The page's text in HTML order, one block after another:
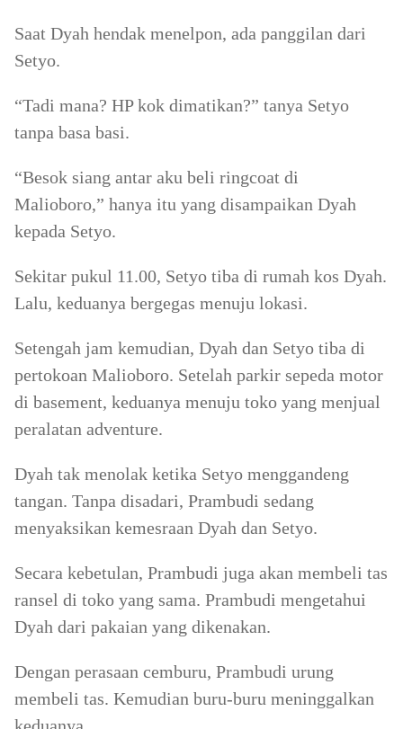
Saat Dyah hendak menelpon, ada panggilan dari
Setyo.
“Tadi mana? HP kok dimatikan?” tanya Setyo
tanpa basa basi.
“Besok siang antar aku beli ringcoat di
Malioboro,” hanya itu yang disampaikan Dyah
kepada Setyo.
Sekitar pukul 11.00, Setyo tiba di rumah kos Dyah.
Lalu, keduanya bergegas menuju lokasi.
Setengah jam kemudian, Dyah dan Setyo tiba di
pertokoan Malioboro. Setelah parkir sepeda motor
di basement, keduanya menuju toko yang menjual
peralatan adventure.
Dyah tak menolak ketika Setyo menggandeng
tangan. Tanpa disadari, Prambudi sedang
menyaksikan kemesraan Dyah dan Setyo.
Secara kebetulan, Prambudi juga akan membeli tas
ransel di toko yang sama. Prambudi mengetahui
Dyah dari pakaian yang dikenakan.
Dengan perasaan cemburu, Prambudi urung
membeli tas. Kemudian buru-buru meninggalkan